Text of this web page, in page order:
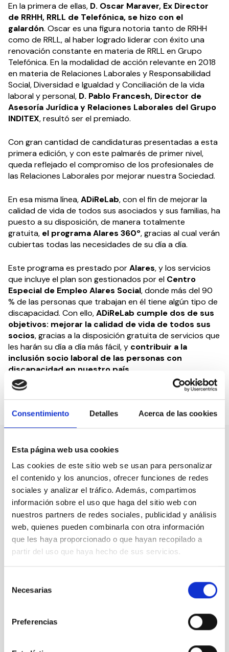
Consentimiento Detalles Acerca de las cookies
Esta página web usa cookies
Las cookies de este sitio web se usan para personalizar
el contenido y los anuncios, ofrecer funciones de redes
sociales y analizar el tráfico. Además, compartimos
información sobre el uso que haga del sitio web con
nuestros partners de redes sociales, publicidad y análisis
web, quienes pueden combinarla con otra información
que les haya proporcionado o que hayan recopilado a
partir del uso que haya hecho de sus servicios.
Necesarias
Preferencias
En la primera de ellas, D. Oscar Maraver, Ex Director
de RRHH, RRLL de Telefónica, se hizo con el
galardón. Oscar es una figura notoria tanto de RRHH
como de RRLL, al haber logrado liderar con éxito una
renovación constante en materia de RRLL en Grupo
Telefónica. En la modalidad de acción relevante en 2018
en materia de Relaciones Laborales y Responsabilidad
Social, Diversidad e Igualdad y Conciliación de la vida
laboral y personal, D. Pablo Francesh, Director de
Asesoría Jurídica y Relaciones Laborales del Grupo
INDITEX, resultó ser el premiado.
Con gran cantidad de candidaturas presentadas a esta
primera edición, y con este palmarés de primer nivel,
queda reflejado el compromiso de los profesionales de
las Relaciones Laborales por mejorar nuestra Sociedad.
En esa misma línea,ADiReLab, con el fin de mejorar la
calidad de vida de todos sus asociados y sus familias, ha
puesto a su disposición, de manera totalmente
gratuita, el programa Alares 360º, gracias al cual verán
cubiertas todas las necesidades de su día a día.
Este programa es prestado porAlares, y los servicios
que incluye el plan son gestionados por el Centro
Especial de Empleo Alares Social, donde más del 90
% de las personas que trabajan en él tiene algún tipo de
discapacidad. Con ello,ADiReLab cumple dos de sus
objetivos: mejorar la calidad de vida de todos sus
socios, gracias a la disposición gratuita de servicios que
les harán su día a día más fácil, y contribuir a la
inclusión socio laboral de las personas con
discapacidad en nuestro país.
Nuestro canal de Youtube
Todas las jornadas CEDDD, el podcast ‘El Rincón
Social’ y mucho más en formato audiovisual a un
solo clic.
Suscribirme
Suscríbete a la newsletter
Mantente siempre al día de la información más